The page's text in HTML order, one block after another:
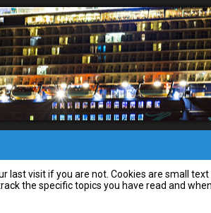
visit if you are not. Cookies are small
the specific topics you have read and